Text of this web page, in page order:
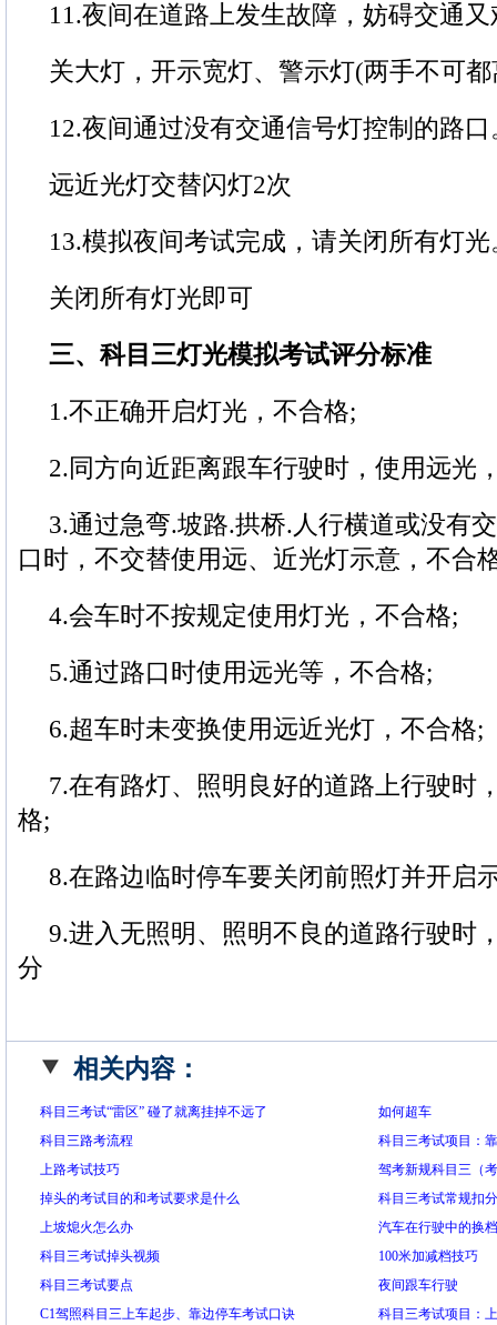
11.夜间在道路上发生故障，妨碍交通
关大灯，开示宽灯、警示灯(两手不可
12.夜间通过没有交通信号灯控制的路口
远近光灯交替闪灯2次
13.模拟夜间考试完成，请关闭所有灯光
关闭所有灯光即可
三、科目三灯光模拟考试评分标准
1.不正确开启灯光，不合格;
2.同方向近距离跟车行驶时，使用远光
3.通过急弯.坡路.拱桥.人行横道或没有
口时，不交替使用远、近光灯示意，不合
4.会车时不按规定使用灯光，不合格;
5.通过路口时使用远光等，不合格;
6.超车时未变换使用远近光灯，不合格;
7.在有路灯、照明良好的道路上行驶时
格;
8.在路边临时停车要关闭前照灯并开启
9.进入无照明、照明不良的道路行驶时
分
相关内容：
科目三考试“雷区” 碰了就离挂掉不远了
如何超车
科目三路考流程
科目三考试项目：
上路考试技巧
驾考新规科目三（
掉头的考试目的和考试要求是什么
科目三考试常规扣分
上坡熄火怎么办
汽车在行驶中的换档
科目三考试掉头视频
100米加减档技巧
科目三考试要点
夜间跟车行驶
C1驾照科目三上车起步、靠边停车考试口诀
科目三考试项目：